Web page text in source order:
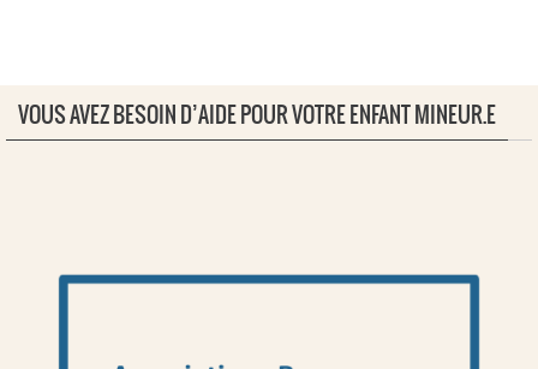
VOUS AVEZ BESOIN D’AIDE POUR VOTRE ENFANT MINEUR.E